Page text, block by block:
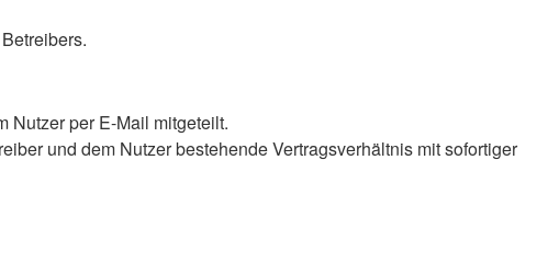
Nutzer per E-Mail mitgeteilt.
und dem Nutzer bestehende Vertragsverhältnis mit sofortiger